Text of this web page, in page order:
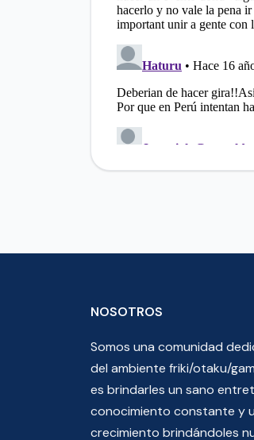
NOSOTROS
Somos una comunidad
del ambiente friki/otaku/
es brindarles un sano
conocimiento constante y
crecimiento brindándoles